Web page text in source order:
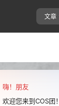
文章
嗨！朋友
欢迎您来到COS团！